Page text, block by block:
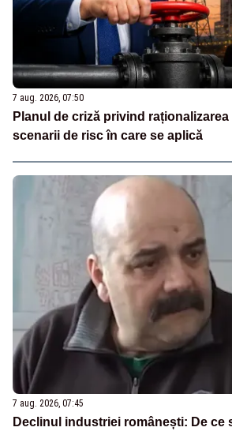
7 aug. 2026, 07:50
Planul de criză privind
scenarii de risc în care se aplică
7 aug. 2026, 07:45
Declinul industriei românești: De ce